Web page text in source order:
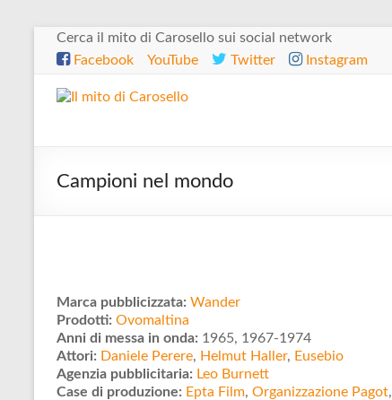
SaltaCerca il mito di Carosello sui social network
Facebook
YouTube Twitter Instagram
Il
di
Campioni nel mondo
Marca pubblicizzata: Wander
Prodotti: Ovomaltina
Anni di messa in onda: 1965, 1967-1974
Attori: Daniele Perere, Helmut Haller, Eusebio
Agenzia pubblicitaria: Leo Burnett
Case di produzione: Epta Film, Organizzazione Pagot,